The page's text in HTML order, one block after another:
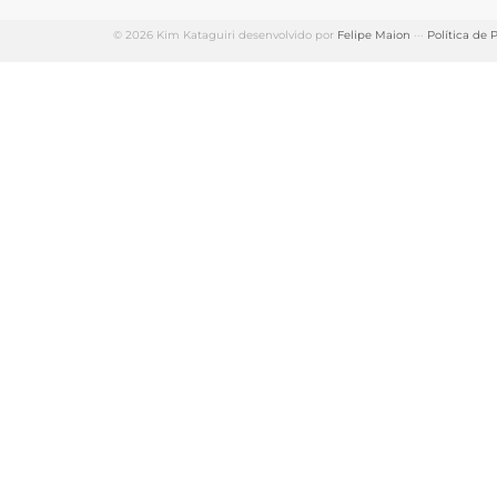
© 2026 Kim Kataguiri desenvolvido por Felipe Maion ··· Política de